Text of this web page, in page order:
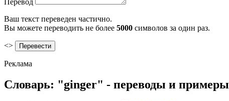
Ваш текст переведен частично.
Вы можете переводить не более 5000 символов за один раз.
<>
Реклама
Словарь: "ginger" - переводы и примеры